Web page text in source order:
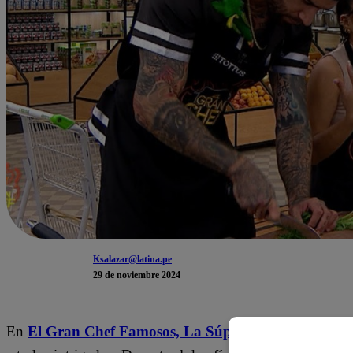
Ksalazar@latina.pe
29 de noviembre 2024
En El Gran Chef Famosos, La Súper Revancha